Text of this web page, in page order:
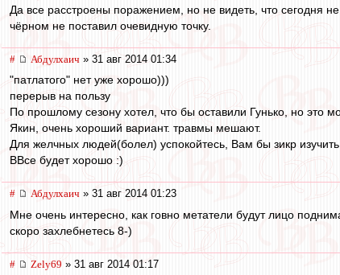
Да все расстроены поражением, но не видеть, что сегодня
чёрном не поставил очевидную точку.
# Абдулхаич » 31 авг 2014 01:34
"патлатого" нет уже хорошо)))
перерыв на пользу
По прошлому сезону хотел, что бы оставили Гунько, но это
Якин, очень хороший вариант. травмы мешают.
Для желчных людей(болел) успокойтесь, Вам бы зикр
ВВсе будет хорошо :)
# Абдулхаич » 31 авг 2014 01:23
Мне очень интересно, как говно метатели будут лицо
скоро захлебнетесь 8-)
# Zely69 » 31 авг 2014 01:17